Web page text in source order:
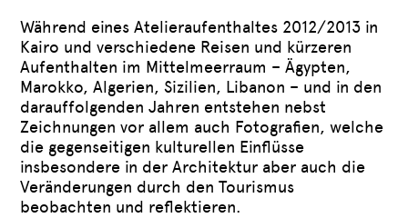
Während eines Atelieraufenthaltes 2012/2013 in
Kairo und verschiedene Reisen und kürzeren
Aufenthalten im Mittelmeerraum – Ägypten,
Marokko, Algerien, Sizilien, Libanon – und in den
darauffolgenden Jahren entstehen nebst
Zeichnungen vor allem auch Fotografien, welche
die gegenseitigen kulturellen Einflüsse
insbesondere in der Architektur aber auch die
Veränderungen durch den Tourismus
beobachten und reflektieren.